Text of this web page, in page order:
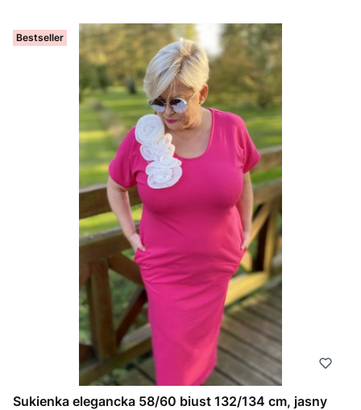
Bestseller
Sukienka elegancka 58/60 biust 132/134 cm, jasny